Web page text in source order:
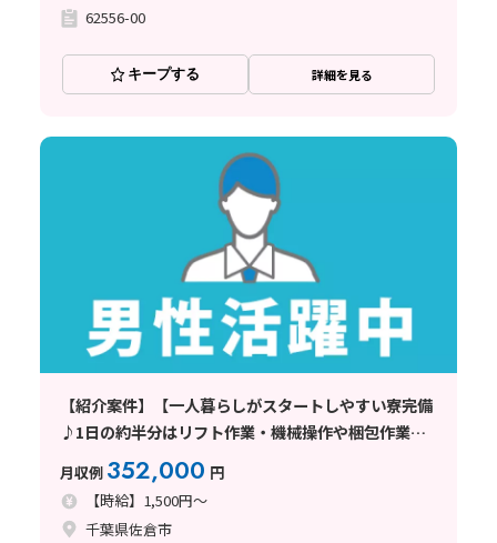
62556-00
キープする 詳細を見る
【紹介案件】【一人暮らしがスタートしやすい寮完備
♪1日の約半分はリフト作業・機械操作や梱包作業も
あり】時給1500円/2交替/千葉県佐倉市/シフト休み
月収例 352,000 円
【時給】1,500円～
千葉県佐倉市